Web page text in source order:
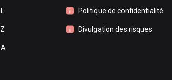
Politique de confidentialité
Divulgation des risques